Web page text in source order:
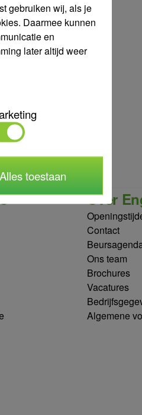
Over
Contact
Ons team
Brochures
Vacatures
Algemene
gebruiken wij, als je
Daarmee kunnen
en
later altijd weer
Alles toestaan